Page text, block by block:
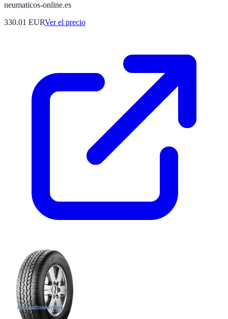
neumaticos-online.es
330.01 EURVer el precio